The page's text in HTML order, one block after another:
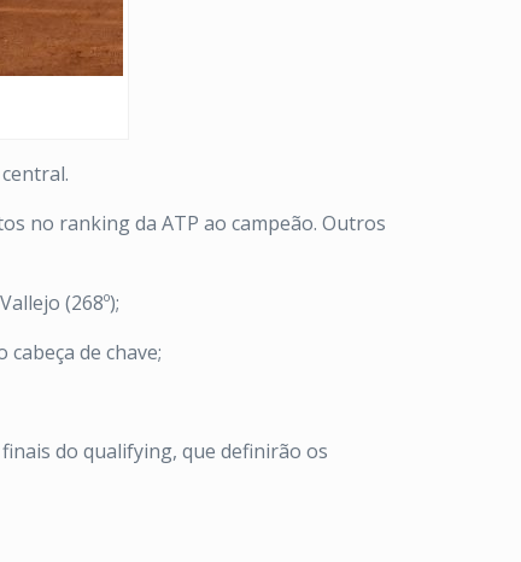
no ranking da ATP ao campeão. Outros
(268º);
de chave;
do qualifying, que definirão os